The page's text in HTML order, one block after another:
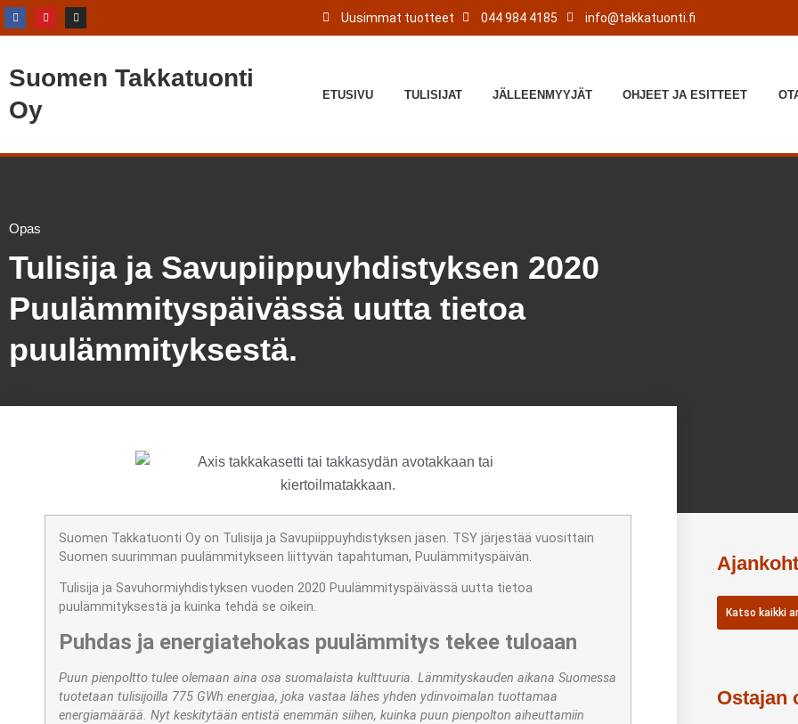
Uusimmat tuotteet 044 984 4185 info@takkatuonti.fi
Suomen Takkatuonti
Oy
ETUSIVU TULISIJAT JÄLLEENMYYJÄT OHJEET JA ESITTEET
Opas
Tulisija ja Savupiippuyhdistyksen 2020
Puulämmityspäivässä uutta tietoa
puulämmityksestä.
Suomen Takkatuonti Oy on Tulisija ja Savupiippuyhdistyksen jäsen. TSY järjestää vuosittain
Suomen suurimman puulämmitykseen liittyvän tapahtuman, Puulämmityspäivän.
Tulisija ja Savuhormiyhdistyksen vuoden 2020 Puulämmityspäivässä uutta tietoa
puulämmityksestä ja kuinka tehdä se oikein.
Puhdas ja energiatehokas puulämmitys tekee tuloaan
Puun pienpoltto tulee olemaan aina osa suomalaista kulttuuria. Lämmityskauden aikana Suomessa
tuotetaan tulisijoilla 775 GWh energiaa, joka vastaa lähes yhden ydinvoimalan tuottamaa
energiamäärää. Nyt keskitytään entistä enemmän siihen, kuinka puun pienpolton aiheuttamiin
Katso kaikki
Ostajan